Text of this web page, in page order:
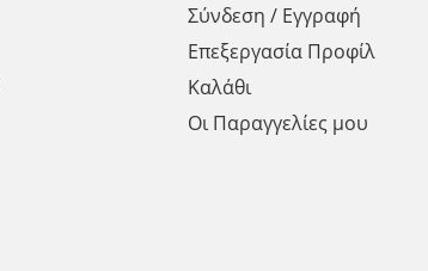
Σύνδεση / Εγγραφή
Επεξεργασία Προφίλ
Καλάθι
Οι Παραγγελίες μου